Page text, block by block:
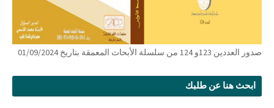
صدور العددين 123و 124 من سلسلة الأبحاث المعمقة بتاريخ 01/09/2024
ابحث هنا عن طلبك